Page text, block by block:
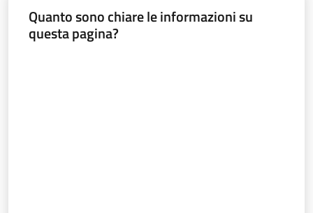
Pari
opportunità
Quanto sono chiare le informazioni su
questa pagina?